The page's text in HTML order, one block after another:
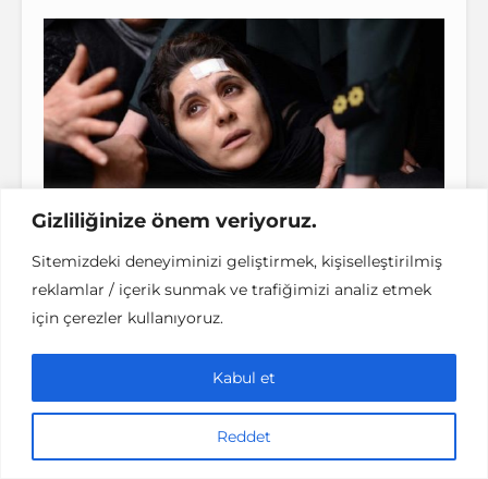
Gizliliğinize önem veriyoruz.
Sitemizdeki deneyiminizi geliştirmek, kişiselleştirilmiş
reklamlar / içerik sunmak ve trafiğimizi analiz etmek
için çerezler kullanıyoruz.
Reddet
Kabul et
40. İstanbul Film Festivali Nisan Seçkileri
Erişim:18 Nisan Pazar 2021
2020 Valladolid En İyi Film–Meeting